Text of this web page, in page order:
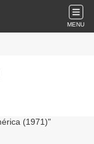
MENU